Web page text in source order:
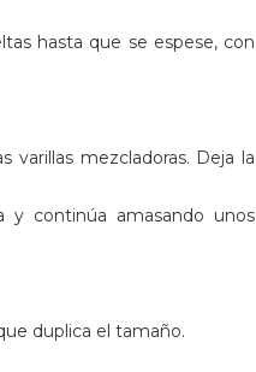
hasta que se espese, con
mezcladoras. Deja la
y continúa amasando unos
duplica el tamaño.